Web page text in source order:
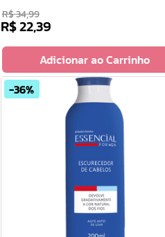
R$34,99
R$22,39
Adicionar ao Carrinho
36%